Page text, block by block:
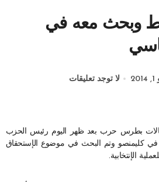
وبحث معه في
لا توجد تعليقات
في كليمنصو وتم البحث في موضوع الإستحقاق
الإنتخابية.